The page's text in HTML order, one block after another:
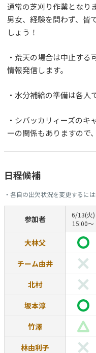
通常の芝刈り作業となり
男女、経験を問わず、皆
しょう！
・荒天の場合は中止す
情報発信します。
・水分補給の準備は各人
・シバッカリィーズのキ
ーの関係もありますので
日程候補
・各自の出欠状況を変更するに
参加者
6/13(火)
15:00〜
大林父
チーム由井
北村
坂本淳
竹澤
林由利子